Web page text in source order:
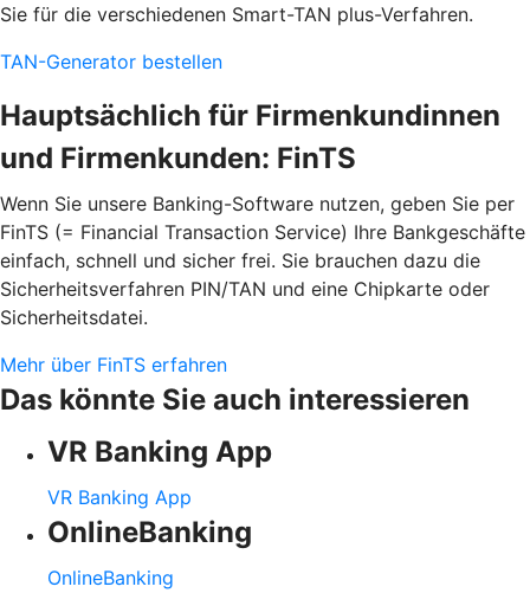
Sie für die verschiedenen Smart-TAN plus-Verfahren.
TAN-Generator bestellen
Hauptsächlich für Firmenkundinnen
und Firmenkunden: FinTS
Wenn Sie unsere Banking-Software nutzen, geben Sie per
FinTS (= Financial Transaction Service) Ihre Bankgeschäfte
einfach, schnell und sicher frei. Sie brauchen dazu die
Sicherheitsverfahren PIN/TAN und eine Chipkarte oder
Sicherheitsdatei.
Mehr über FinTS erfahren
Das könnte Sie auch interessieren
VR Banking App
VR Banking App
OnlineBanking
OnlineBanking